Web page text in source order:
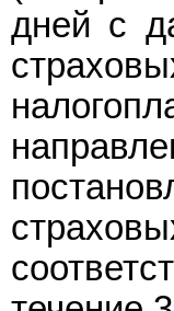
дней с